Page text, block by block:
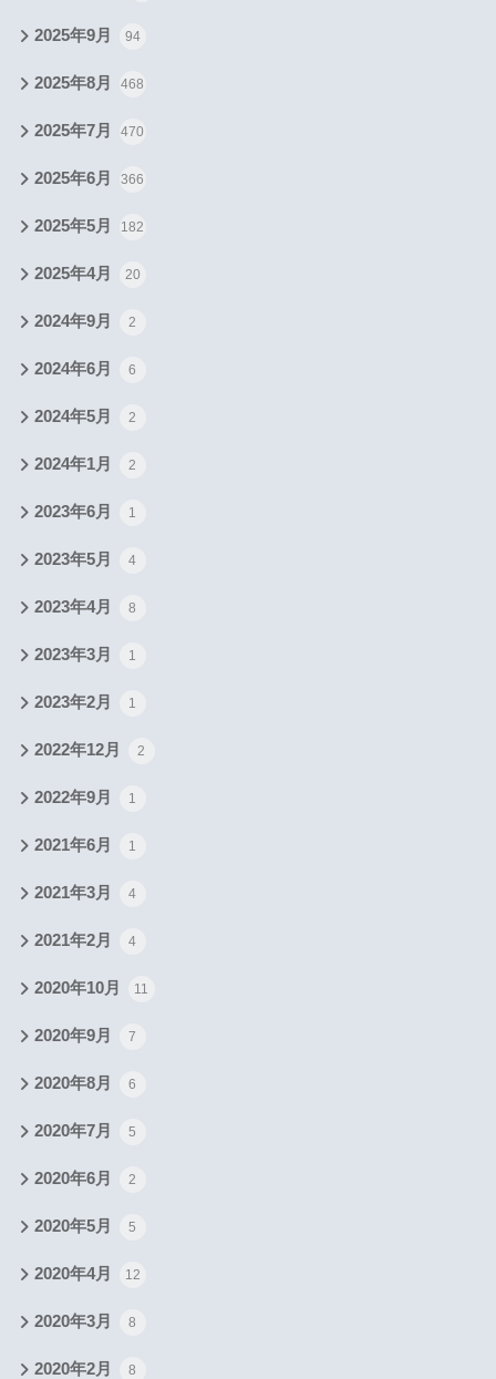
2025年9月 94
2025年8月 468
2025年7月 470
2025年6月 366
2025年5月 182
2025年4月 20
2024年9月 2
2024年6月 6
2024年5月 2
2024年1月 2
2023年6月 1
2023年5月 4
2023年4月 8
2023年3月 1
2023年2月 1
2022年12月 2
2022年9月 1
2021年6月 1
2021年3月 4
2021年2月 4
2020年10月 11
2020年9月 7
2020年8月 6
2020年7月 5
2020年6月 2
2020年5月 5
2020年4月 12
2020年3月 8
2020年2月 8